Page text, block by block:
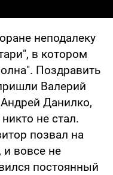
неподалеку
в котором
Поздравить
Валерий
Данилко,
не стал.
позвал на
и вовсе не
постоянный